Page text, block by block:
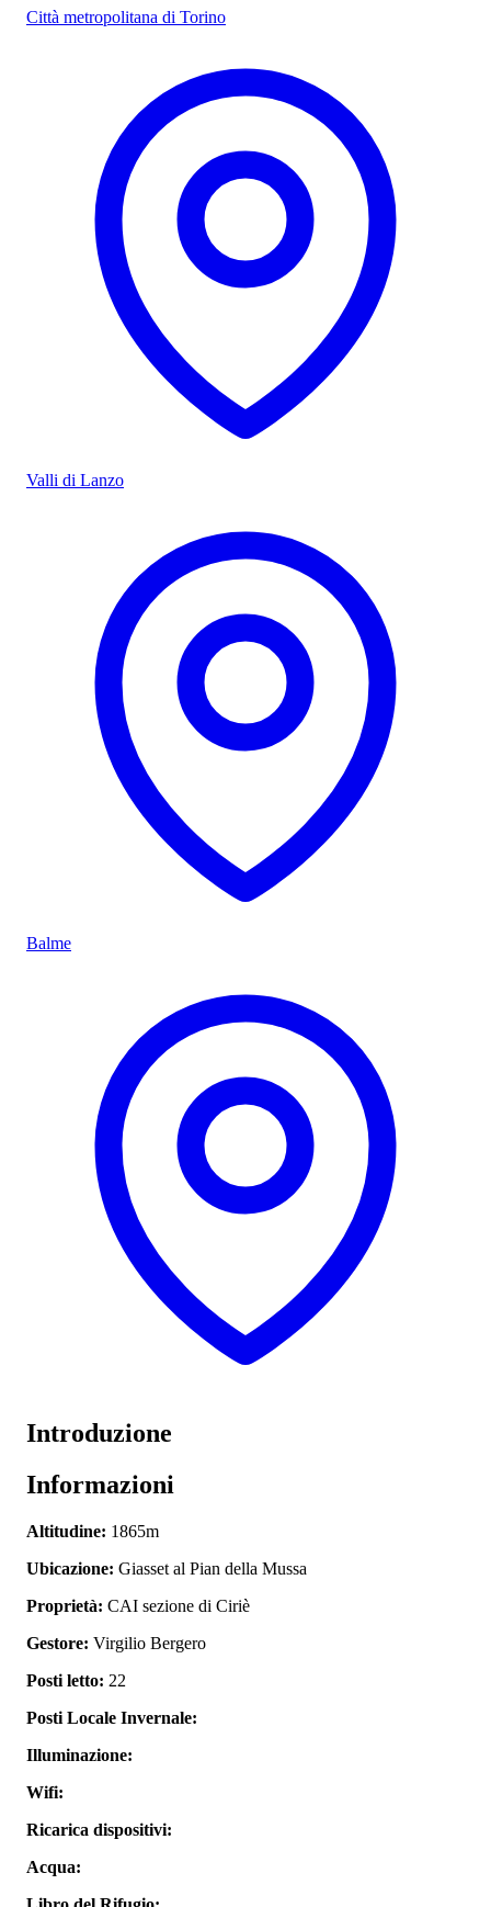
Città metropolitana di Torino
Valli di Lanzo
Balme
Introduzione
Informazioni
Altitudine: 1865m
Ubicazione: Giasset al Pian della Mussa
Proprietà: CAI sezione di Ciriè
Gestore: Virgilio Bergero
Posti letto: 22
Posti Locale Invernale:
Illuminazione:
Wifi:
Ricarica dispositivi:
Acqua: